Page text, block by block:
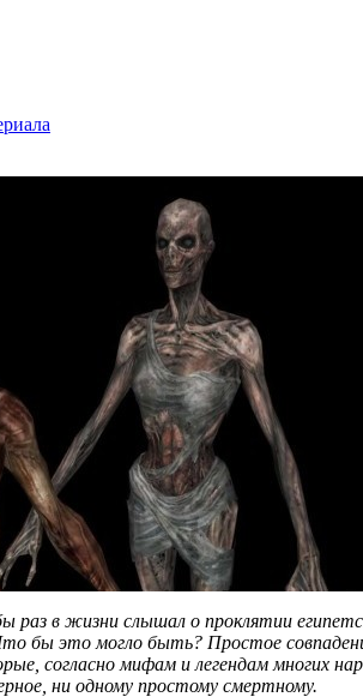
раз в жизни слышал о проклятии
бы это могло быть? Простое
согласно мифам и легендам многих
ни одному простому смертному.